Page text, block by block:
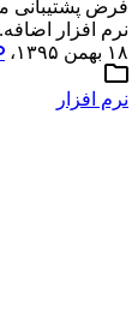
فرض پشتیبانی
نرم افزار
۱۸ بهمن ۱۳۹۵،‏ ۵:۰۲
نرم افزار